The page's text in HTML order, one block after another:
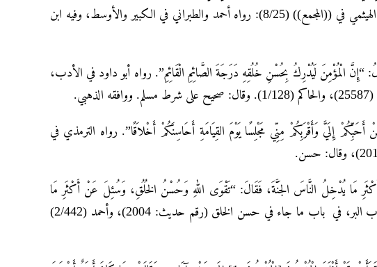
أحمد والطبراني في الكبير ورواة أحمد ثقات إلا ابن لهيعة. وقال الهيثمي في ((المجمع)) (8/25): رواه أحمد والطبراني في الكبير والأوسط، وفيه ابن
“إِنَّ الْمُؤْمِنَ لَيُدْرِكُ بِحُسْنِ خُلُقِهِ دَرَجَةَ الصَّائِمِ الْقَائِمِ”. رواه أبو داود في الأدب،
إِلَيَّ وَأَقْرَبِكُمْ مِنِّي مَجْلِسًا يَوْمَ القِيَامَةِ أَحَاسِنَكُمْ أَخْلاَقًا”. رواه الترمذي في
مَا يُدْخِلُ النَّاسَ الجَنَّةَ، فَقَالَ: “تَقْوَى اللهِ وَحُسْنُ الخُلُقِ، وَسُئِلَ عَنْ أَكْثَرِ مَا
يُدْخِلُ النَّاسَ النَّارَ، فَقَالَ: الفَمُ وَالفَرْجُ”. رواه الترمذي في أبواب البر، في باب ما جاء في حسن الخلق (رقم حديث: 2004)، وأحمد (2/442)